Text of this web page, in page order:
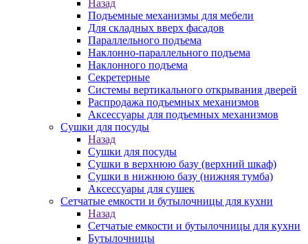
Назад
Подъемные механизмы для мебели
Для складных вверх фасадов
Параллельного подъема
Наклонно-параллельного подъема
Наклонного подъема
Секретерные
Системы вертикального открывания дверей
Распродажа подъемных механизмов
Аксессуары для подъемных механизмов
Сушки для посуды
Назад
Сушки для посуды
Сушки в верхнюю базу (верхний шкаф)
Сушки в нижнюю базу (нижняя тумба)
Аксессуары для сушек
Сетчатые емкости и бутылочницы для кухни
Назад
Сетчатые емкости и бутылочницы для кухни
Бутылочницы